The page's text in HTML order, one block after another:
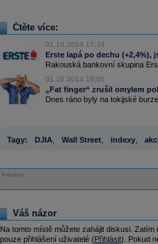
Čtěte více:
01.10.2014 17:34
Erste lapá po dechu (+2,4%),
Rakouská bankovní skupina
01.10.2014 16:05
„Fat finger“ zrušil omylem
Dnes ráno byly na tokijské
Tagy: DJIA Wall Street indexy
Reklama
Váš názor
Na tomto místě můžete zahájit diskusi.
pouze přihlášení uživatelé (Přihlásit). Pokud